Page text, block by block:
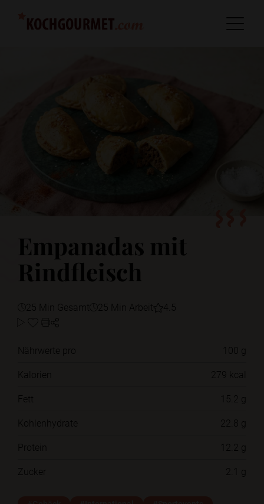
Empanadas mit
Rindfleisch
25 Min Gesamt 25 Min Arbeit 4.5
Nährwerte pro
100 g
Kalorien
279 kcal
Fett
15.2 g
Kohlenhydrate
22.8 g
Protein
12.2 g
Zucker
2.1 g